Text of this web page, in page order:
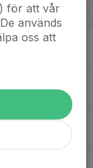
för att vår
används
oss att